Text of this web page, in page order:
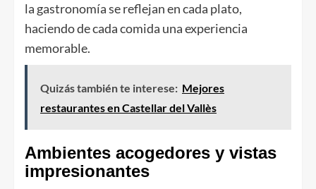
la gastronomía se reflejan en cada plato,
haciendo de cada comida una experiencia
memorable.
Quizás también te interese: Mejores
restaurantes en Castellar del Vallès
Ambientes acogedores y vistas
impresionantes